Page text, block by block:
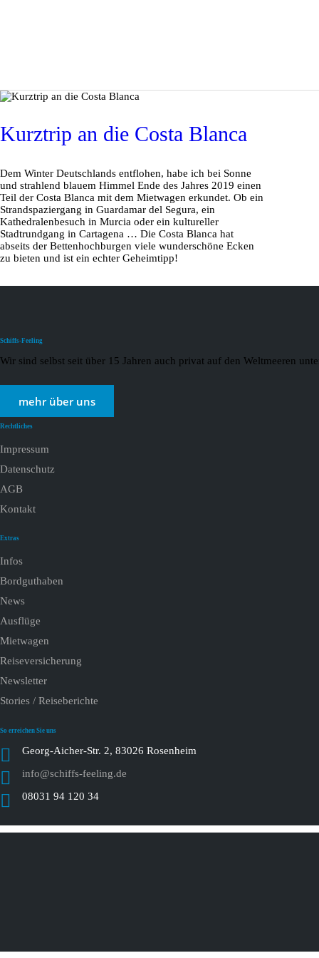
Kurztrip an die Costa Blanca
Dem Winter Deutschlands entflohen, habe ich bei Sonne
und strahlend blauem Himmel Ende des Jahres 2019 einen
Teil der Costa Blanca mit dem Mietwagen erkundet. Ob ein
Strandspaziergang in Guardamar del Segura, ein
Kathedralenbesuch in Murcia oder ein kultureller
Stadtrundgang in Cartagena … Die Costa Blanca hat
abseits der Bettenhochburgen viele wunderschöne Ecken
zu bieten und ist ein echter Geheimtipp!
Schiffs-Feeling
Wir sind selbst seit über 15 Jahren auch privat auf den Weltmeeren
mehr über uns
Rechtliches
Impressum
Datenschutz
AGB
Kontakt
Extras
Infos
Bordguthaben
News
Ausflüge
Mietwagen
Reiseversicherung
Newsletter
Stories / Reiseberichte
So erreichen Sie uns
Georg-Aicher-Str. 2, 83026 Rosenheim
info@schiffs-feeling.de
08031 94 120 34